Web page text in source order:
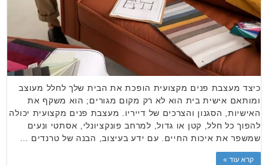
כיצד מעצבת פנים מקצועית הופכת את הבית שלך לחלל מעוצב
ומותאם אישית בית הוא לא רק מקום מגורים; הוא משקף את
האישיות, הסגנון והצרכים של דייריו. מעצבת פנים מקצועית יכולה
להפוך כל חלל, קטן או גדול, למרחב פונקציונלי, אסתטי ונעים
שמשפר את איכות החיים. עם ידע בעיצוב, הבנה של טרנדים …
קרא עוד »